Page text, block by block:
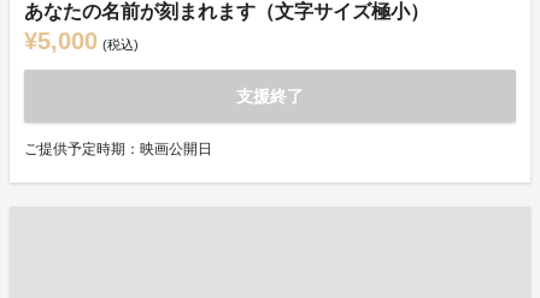
あなたの名前が刻まれます（文字サイズ極小）
¥5,000 (税込)
支援終了
ご提供予定時期：映画公開日